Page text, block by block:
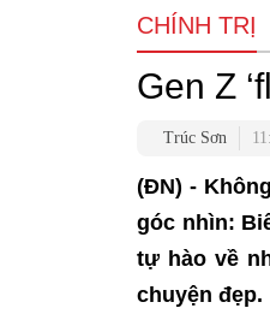
BẠN CẦN BIẾT
NHỊP CẦU NHÂN ÁI
CHÍNH TRỊ
Gen Z
Trúc Sơn
(ĐN) -
góc nhìn:
tự hào về
chuyện đẹp.